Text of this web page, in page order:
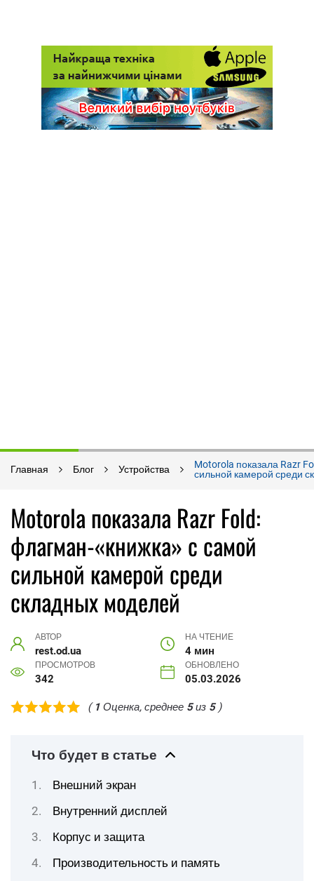
Главная Блог Устройства
Motorola показала Razr
сильной камерой среди
Motorola показала Razr Fold:
флагман-«книжка» с самой
сильной камерой среди
складных моделей
АВТОР
rest.od.ua
НА ЧТЕНИЕ
4 мин
ПРОСМОТРОВ
342
ОБНОВЛЕНО
05.03.2026
( 1 Оценка, среднее 5из 5)
Что будет в статье
Внешний экран
Внутренний дисплей
Корпус и защита
Производительность и память